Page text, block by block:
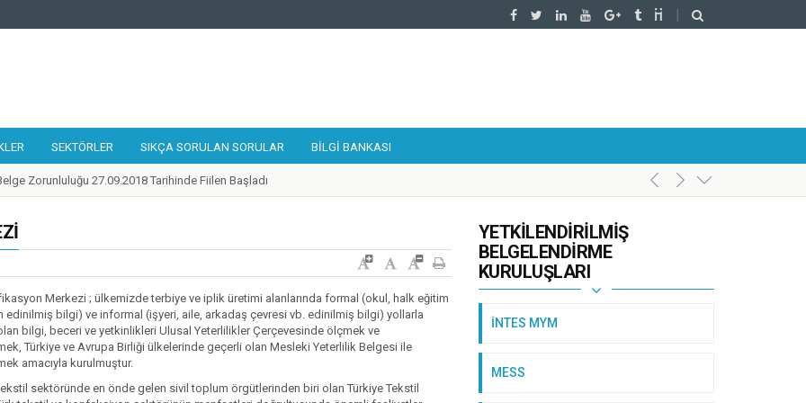
SEKTÖRLER SIKÇA SORULAN SORULAR BILGI BANKASI
Zorunluluğu 27.09.2018 Tarihinde Fiilen Başladı
19-21 Eylül 2018 Tarihlerinde Gerçekleştirildi
Çerçevesi Kurulu 17. Toplantısı Gerçekleştirildi
Taslak Yeterliliği Hazırlandı
1 Adet Ulusal Yeterlilik Güncellendi
Belgesi'ne Sahip Nitelikli İşgücü Sayısı 300.000'e ulaştı
Destek Programı Mesleki Yeterlilik Teşvikleri Yayınlandı
Belirlenen Yeni Yeterlilikler
Ağı 2018 Yılı Toplantısı Mesleki Yeterlilik Kurumu Ev Sahipliğinde İstanbul’da Gerçekleştirildi.
Merkezi ; ülkemizde terbiye ve iplik üretimi alanlarında formal (okul, halk eğitim
edinilmiş bilgi) ve informal (işyeri, aile, arkadaş çevresi vb. edinilmiş bilgi) yollarla
olan bilgi, beceri ve yetkinlikleri Ulusal Yeterlilikler Çerçevesinde ölçmek ve
Türkiye ve Avrupa Birliği ülkelerinde geçerli olan Mesleki Yeterlilik Belgesi ile
amacıyla kurulmuştur.
sektöründe en önde gelen sivil toplum örgütlerinden biri olan Türkiye Tekstil
YETKILENDIRILMIŞ
BELGELENDIRME
KURULUŞLARI
İNTES MYM
MESS